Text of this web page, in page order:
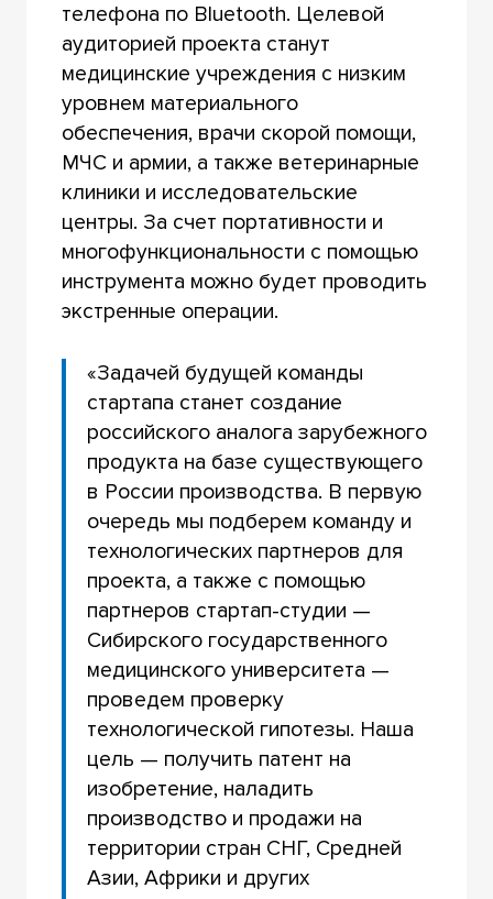
телефона по Bluetooth. Целевой
аудиторией проекта станут
медицинские учреждения с низким
уровнем материального
обеспечения, врачи скорой помощи,
МЧС и армии, а также ветеринарные
клиники и исследовательские
центры. За счет портативности и
многофункциональности с помощью
инструмента можно будет проводить
экстренные операции.
«Задачей будущей команды
стартапа станет создание
российского аналога зарубежного
продукта на базе существующего
в России производства. В первую
очередь мы подберем команду и
технологических партнеров для
проекта, а также с помощью
партнеров стартап-студии —
Сибирского государственного
медицинского университета —
проведем проверку
технологической гипотезы. Наша
цель — получить патент на
изобретение, наладить
производство и продажи на
территории стран СНГ, Средней
Азии, Африки и других